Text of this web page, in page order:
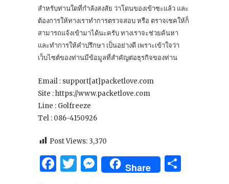
สำหรับท่านใดที่กำลังสงสัย ว่าโดนของเข้าซะแล้ว และ
ต้องการให้ทางเราทำการตรวจสอบ หรือ ตราจเชคให้ก็
สามารถแจ้งเข้ามาได้นะครับ ทางเราจะช่วยค้นหา
และทำการให้คำปรึกษา เป็นอย่างดี เพราะเข้าใจว่า
เว็บไซต์ของท่านมีข้อมูลที่สำคัญต่อธุรกิจของท่าน
Email : support[at]packetlove.com
Site : https://www.packetlove.com
Line : Golfreeze
Tel : 086-4150926
Post Views: 3,370
Facebook
Twitter
Messenger
Share